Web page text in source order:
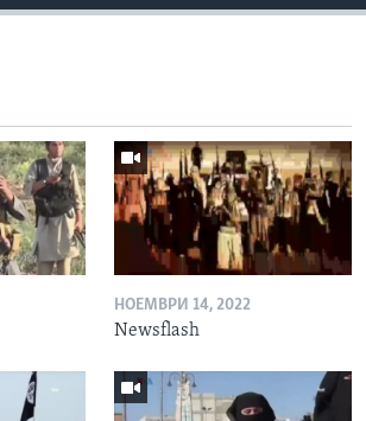
НОЕМВРИ 14, 2022
Newsflash